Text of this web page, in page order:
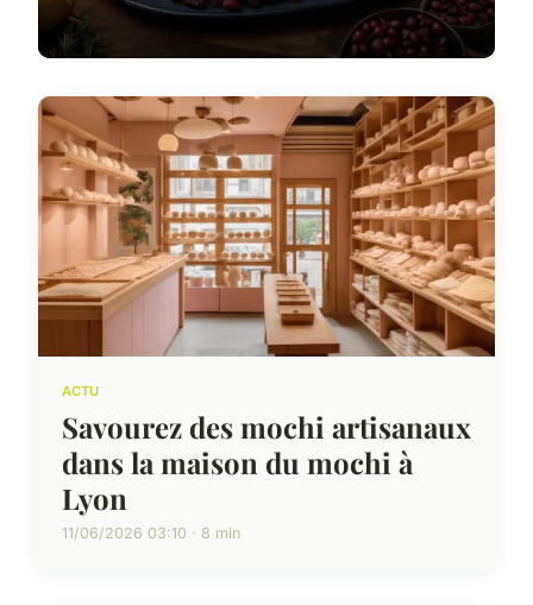
ACTU
Savourez des mochi artisanaux
dans la maison du mochi à
Lyon
11/06/2026 03:10 · 8 min